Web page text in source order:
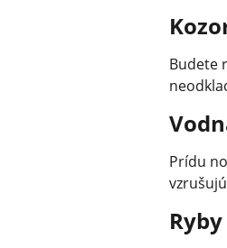
Budete
Prídu
Ryby